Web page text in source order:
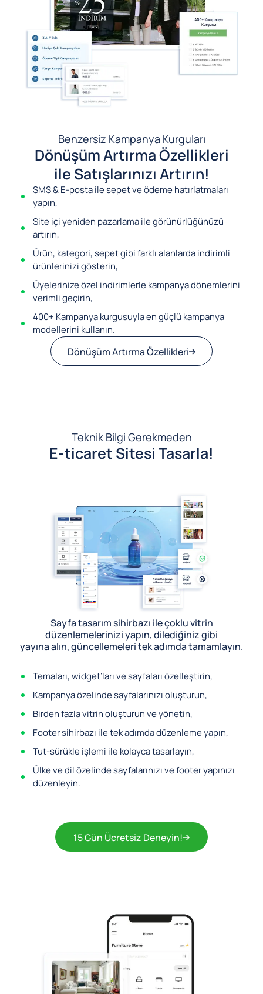
Benzersiz Kampanya Kurguları
Dönüşüm Artırma Özellikleri
ile Satışlarınızı Artırın!
SMS & E-posta ile sepet ve ödeme hatırlatmaları
yapın,
Site içi yeniden pazarlama ile görünürlüğünüzü
artırın,
Ürün, kategori, sepet gibi farklı alanlarda indirimli
ürünlerinizi gösterin,
Üyelerinize özel indirimlerle kampanya dönemlerini
verimli geçirin,
400+ Kampanya kurgusuyla en güçlü kampanya
modellerini kullanın.
Dönüşüm Artırma Özellikleri
Teknik Bilgi Gerekmeden
E-ticaret Sitesi Tasarla!
Sayfa tasarım sihirbazı ile çoklu vitrin
düzenlemelerinizi yapın, dilediğiniz gibi
yayına alın, güncellemeleri tek adımda tamamlayın.
Temaları, widget’ları ve sayfaları özelleştirin,
Kampanya özelinde sayfalarınızı oluşturun,
Birden fazla vitrin oluşturun ve yönetin,
Footer sihirbazı ile tek adımda düzenleme yapın,
Tut-sürükle işlemi ile kolayca tasarlayın,
Ülke ve dil özelinde sayfalarınızı ve footer yapınızı
düzenleyin.
15 Gün Ücretsiz Deneyin!